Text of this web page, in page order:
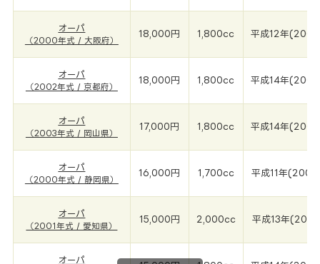
オーパ
（2000年式 / 大阪府）
18,000円 1,800cc 平成12年
オーパ
（2002年式 / 京都府）
18,000円 1,800cc 平成14年
オーパ
（2003年式 / 岡山県）
17,000円 1,800cc 平成14年
オーパ
（2000年式 / 静岡県）
16,000円 1,700cc 平成11年
オーパ
（2001年式 / 愛知県）
15,000円 2,000cc 平成13年(2001
オーパ